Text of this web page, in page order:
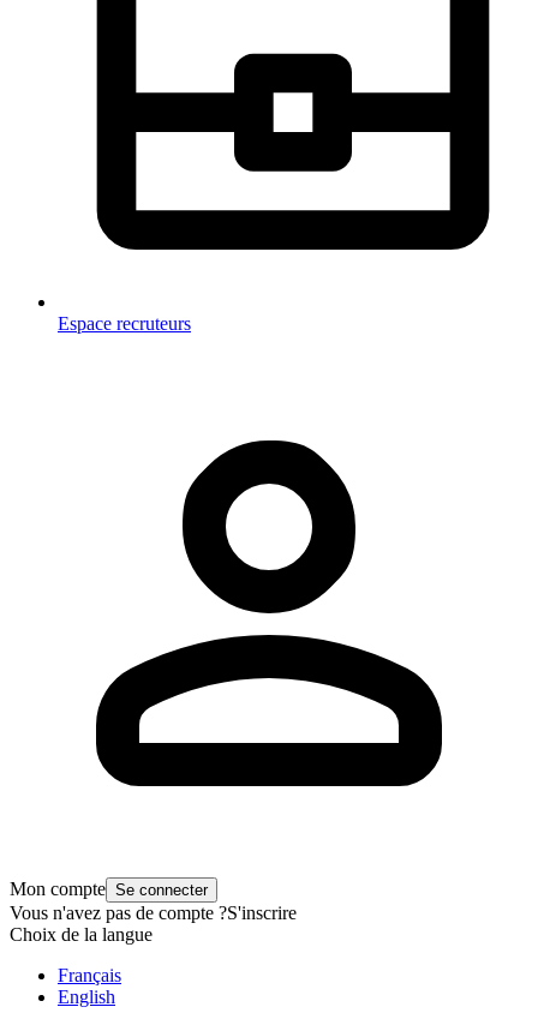
Espace recruteurs
Mon compte Se connecter
Vous n'avez pas de compte ?S'inscrire
Choix de la langue
Français
English